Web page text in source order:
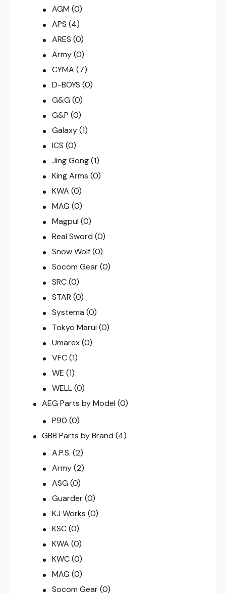
AGM (0)
APS (4)
ARES (0)
Army (0)
CYMA (7)
D-BOYS (0)
G&G (0)
G&P (0)
Galaxy (1)
ICS (0)
Jing Gong (1)
King Arms (0)
KWA (0)
MAG (0)
Magpul (0)
Real Sword (0)
Snow Wolf (0)
Socom Gear (0)
SRC (0)
STAR (0)
Systema (0)
Tokyo Marui (0)
Umarex (0)
VFC (1)
WE (1)
WELL (0)
AEG Parts by Model (0)
P90 (0)
GBB Parts by Brand (4)
A.P.S. (2)
Army (2)
ASG (0)
Guarder (0)
KJ Works (0)
KSC (0)
KWA (0)
KWC (0)
MAG (0)
Socom Gear (0)